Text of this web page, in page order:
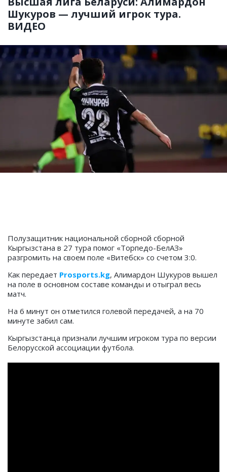
Шукуров — лучший игрок тура.
ВИДЕО
Полузащитник национальной сборной сборной
Кыргызстана в 27 тура помог «Торпедо-БелАЗ»
разгромить на своем поле «Витебск» со счетом 3:0.
Как передает Prosports.kg, Алимардон Шукуров вышел
на поле в основном составе команды и отыграл весь
матч.
На 6 минут он отметился голевой передачей, а на 70
минуте забил сам.
Кыргызстанца признали лучшим игроком тура по версии
Белорусской ассоциации футбола.